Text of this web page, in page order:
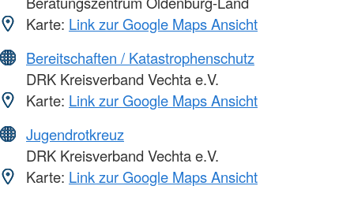
Karte: Link zur Google Maps Ansicht
Bereitschaften / Katastrophenschutz
DRK Kreisverband Vechta e.V.
Karte: Link zur Google Maps Ansicht
Jugendrotkreuz
DRK Kreisverband Vechta e.V.
Karte: Link zur Google Maps Ansicht